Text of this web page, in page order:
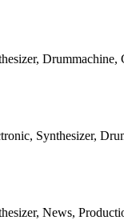
Synthesizer,
News,